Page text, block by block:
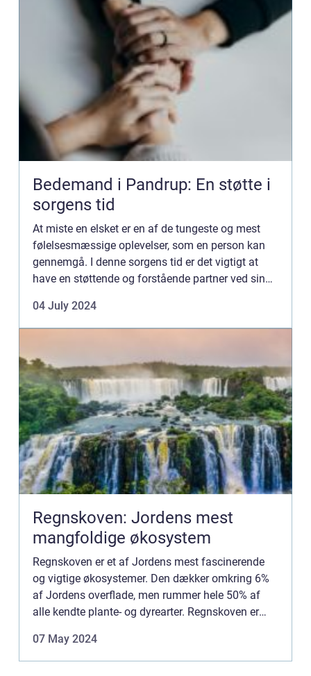
Bedemand i Pandrup: En støtte i
sorgens tid
At miste en elsket er en af de tungeste og mest
følelsesmæssige oplevelser, som en person kan
gennemgå. I denne sorgens tid er det vigtigt at
have en støttende og forstående partner ved sin
spille en afg...
04 July 2024
Regnskoven: Jordens mest
mangfoldige økosystem
Regnskoven er et af Jordens mest fascinerende
og vigtige økosystemer. Den dækker omkring 6%
af Jordens overflade, men rummer hele 50% af
alle kendte plante- og dyrearter. Regnskoven er
videnskaben, ...
07 May 2024